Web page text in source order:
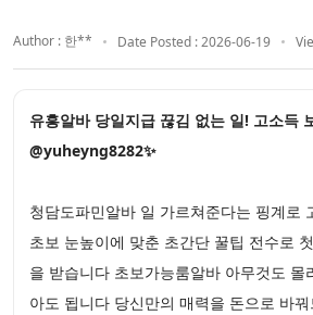
Author : 한** Date Posted : 2026-06-19
유흥알바 당일지급 끊김 없는 일! 고소득
@yuheyng8282✨
청담도파민알바 일 가르쳐준다는 핑계로
초보 눈높이에 맞춘 초간단 꿀팁 전수로
을 받습니다 초보가능룸알바 아무것도 몰
아도 됩니다 당신만의 매력을 돈으로 바